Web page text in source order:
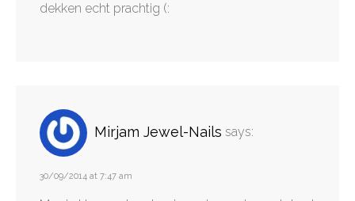
dekken echt prachtig (:
Mirjam Jewel-Nails says:
30/09/2014 at 7:47 am